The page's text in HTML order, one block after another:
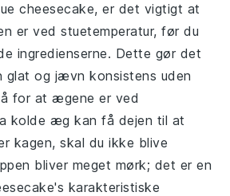
cheesecake, er det vigtigt at
er ved stuetemperatur, før du
ingredienserne. Dette gør det
glat og jævn konsistens uden
for atægene er ved
kolde æg kan få dejen til at
kagen, skal du ikke blive
bliver meget mørk; det er en
's karakteristiske